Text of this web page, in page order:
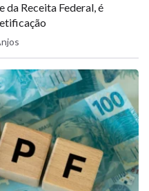
da Receita Federal, é